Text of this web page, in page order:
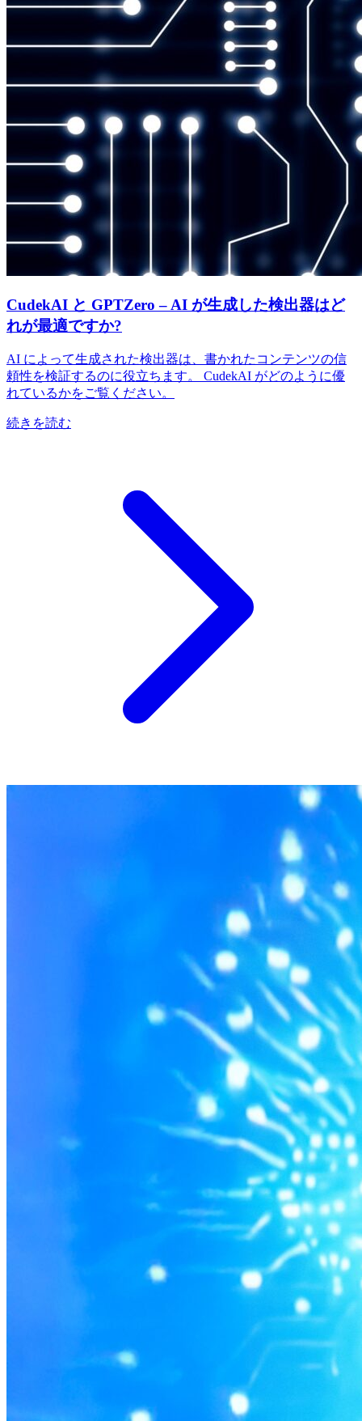
CudekAI と GPTZero – AI が生成した検出器はど
れが最適ですか?
AI によって生成された検出器は、書かれたコンテンツの信
頼性を検証するのに役立ちます。 CudekAI がどのように優
れているかをご覧ください。
続きを読む